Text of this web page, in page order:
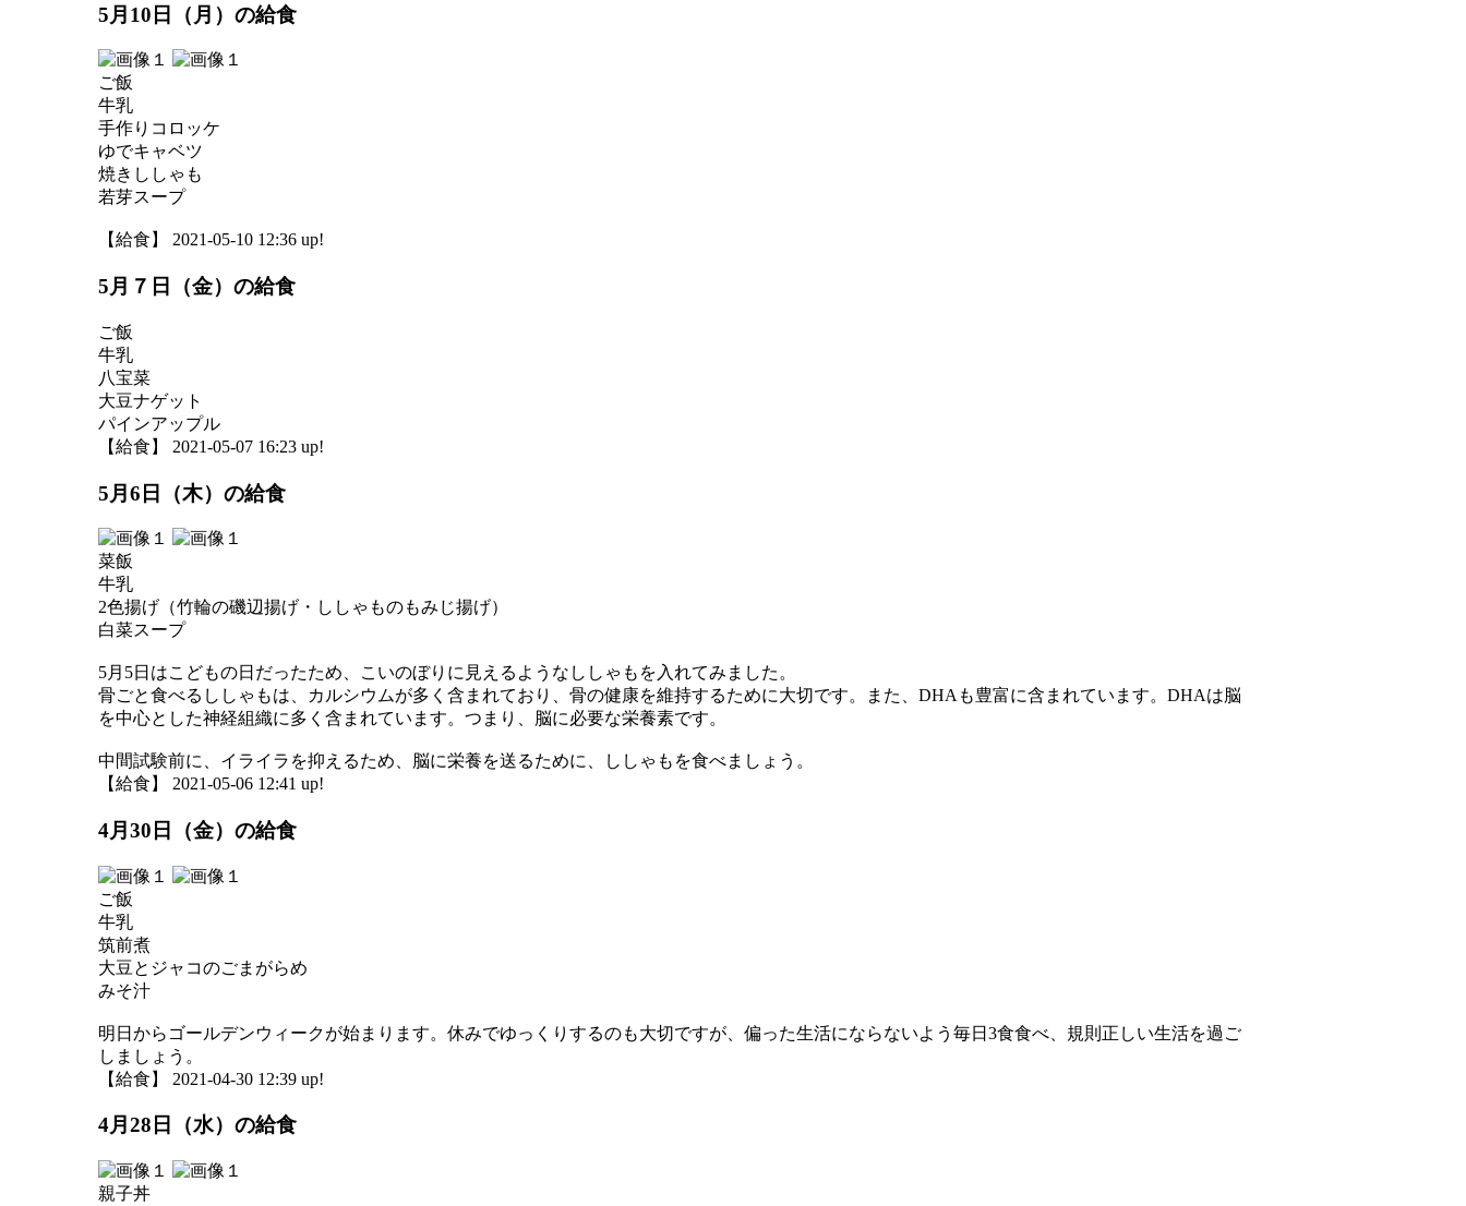
5月10日（月）の給食
ご飯
牛乳
手作りコロッケ
ゆでキャベツ
焼きししゃも
若芽スープ
【給食】 2021-05-10 12:36 up!
5月７日（金）の給食
ご飯
牛乳
八宝菜
大豆ナゲット
パインアップル
【給食】 2021-05-07 16:23 up!
5月6日（木）の給食
菜飯
牛乳
2色揚げ（竹輪の磯辺揚げ・ししゃものもみじ揚げ）
白菜スープ
5月5日はこどもの日だったため、こいのぼりに見えるようなししゃもを入れてみました。
骨ごと食べるししゃもは、カルシウムが多く含まれており、骨の健康を維持するために大切です。また、DHAも豊富に含まれています。DHAは脳
を中心とした神経組織に多く含まれています。つまり、脳に必要な栄養素です。
中間試験前に、イライラを抑えるため、脳に栄養を送るために、ししゃもを食べましょう。
【給食】 2021-05-06 12:41 up!
4月30日（金）の給食
ご飯
牛乳
筑前煮
大豆とジャコのごまがらめ
みそ汁
明日からゴールデンウィークが始まります。休みでゆっくりするのも大切ですが、偏った生活にならないよう毎日3食食べ、規則正しい生活を過ご
しましょう。
【給食】 2021-04-30 12:39 up!
4月28日（水）の給食
親子丼